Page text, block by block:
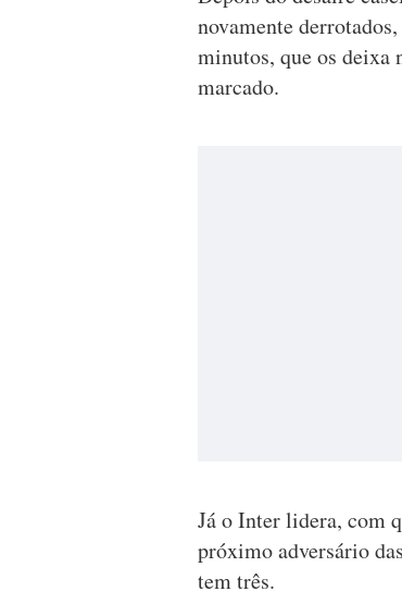
novamente
minutos, que os deixa
marcado.
Já o Inter lidera, com
próximo adversário
tem três.